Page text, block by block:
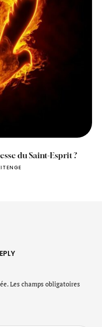
du Saint-Esprit ?
Les champs obligatoires